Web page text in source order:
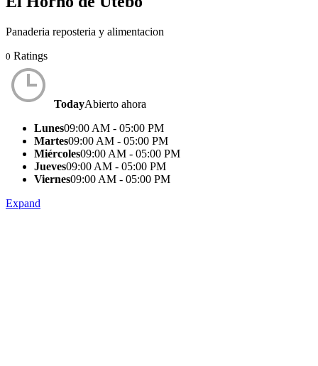
Panaderia reposteria y alimentacion
0 Ratings
TodayAbierto ahora
Lunes09:00 AM - 05:00 PM
Martes09:00 AM - 05:00 PM
Miércoles09:00 AM - 05:00 PM
Jueves09:00 AM - 05:00 PM
Viernes09:00 AM - 05:00 PM
Expand